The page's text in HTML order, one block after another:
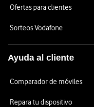
Ofertas para clientes
Sorteos Vodafone
Ayuda al cliente
Comparador de móviles
Repara tu dispositivo